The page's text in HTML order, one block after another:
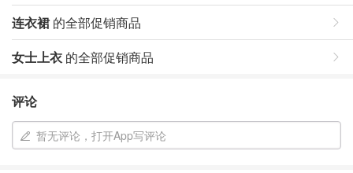
连衣裙 的全部促销商品
女士上衣 的全部促销商品
评论
暂无评论，打开App写评论